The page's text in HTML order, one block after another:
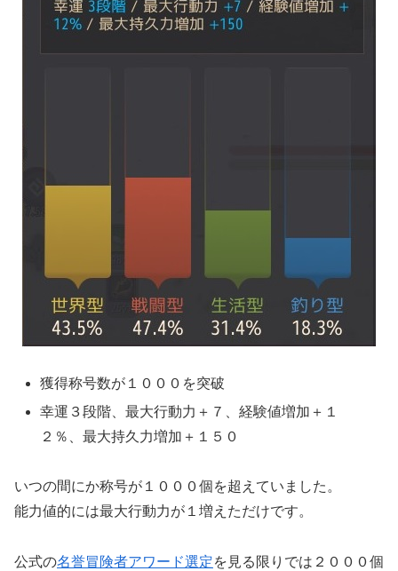
獲得称号数が１０００を突破
幸運３段階、最大行動力＋７、経験値増加＋１
２％、最大持久力増加＋１５０
いつの間にか称号が１０００個を超えていました。
能力値的には最大行動力が１増えただけです。
公式の名誉冒険者アワード選定を見る限りでは２０００個